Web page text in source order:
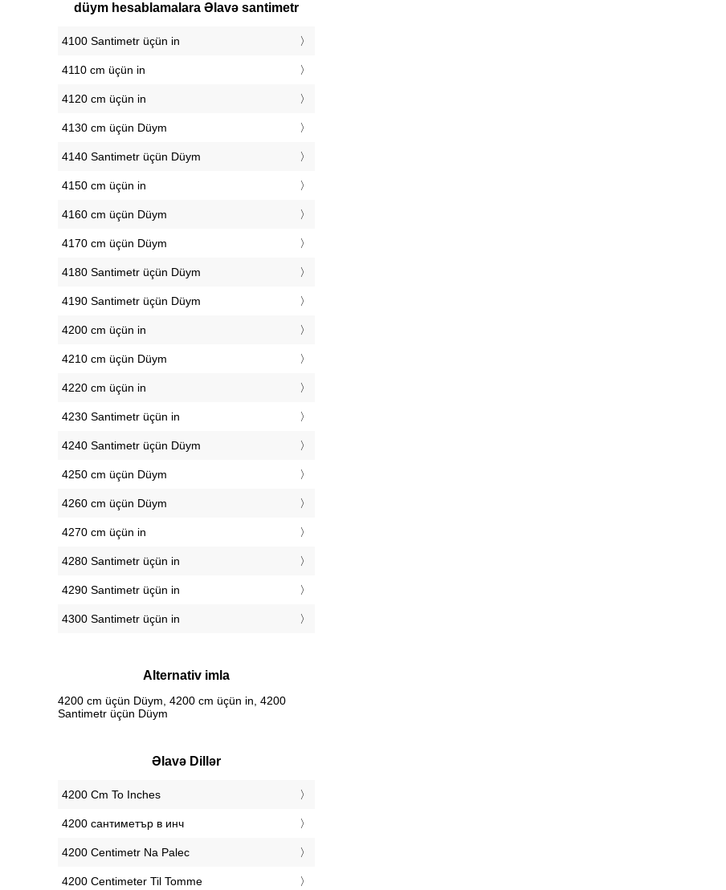
düym hesablamalara Əlavə santimetr
4100 Santimetr üçün in
4110 cm üçün in
4120 cm üçün in
4130 cm üçün Düym
4140 Santimetr üçün Düym
4150 cm üçün in
4160 cm üçün Düym
4170 cm üçün Düym
4180 Santimetr üçün Düym
4190 Santimetr üçün Düym
4200 cm üçün in
4210 cm üçün Düym
4220 cm üçün in
4230 Santimetr üçün in
4240 Santimetr üçün Düym
4250 cm üçün Düym
4260 cm üçün Düym
4270 cm üçün in
4280 Santimetr üçün in
4290 Santimetr üçün in
4300 Santimetr üçün in
Alternativ imla
4200 cm üçün Düym, 4200 cm üçün in, 4200
Santimetr üçün Düym
Əlavə Dillər
‎4200 Cm To Inches
‎4200 сантиметър в инч
‎4200 Centimetr Na Palec
‎4200 Centimeter Til Tomme